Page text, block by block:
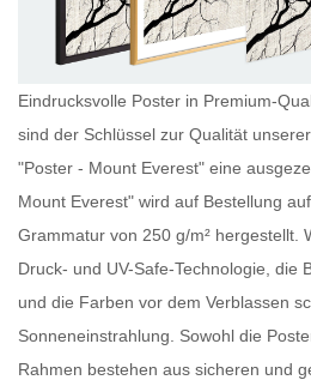
Eindrucksvolle Poster in Premium-
sind der Schlüssel zur Qualität
"Poster - Mount Everest" eine
Mount Everest" wird auf Bestellung
Grammatur von 250 g/m² hergestellt.
Druck- und UV-Safe-Technologie, die
und die Farben vor dem Verblassen
Sonneneinstrahlung. Sowohl die
Rahmen bestehen aus sicheren und